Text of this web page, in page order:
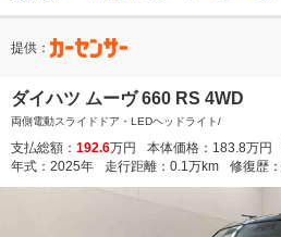
提供：
ダイハツ ムーヴ 660 RS 4WD
両側電動スライドドア・LEDヘッドライト/
支払総額： 192.6万円 本体価格： 183.8万円
年式： 2025年 走行距離： 0.1万km 修復歴：